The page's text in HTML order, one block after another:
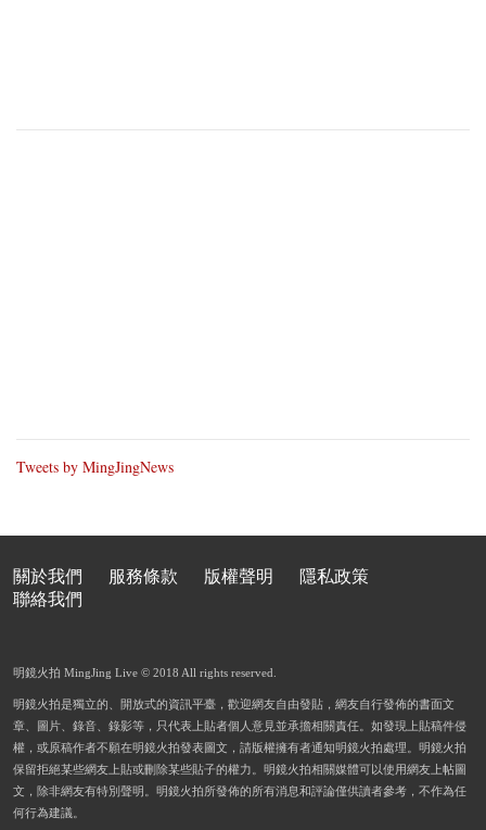
Tweets by MingJingNews
關於我們 服務條款 版權聲明
隱私政策
聯絡我們
明鏡火拍 MingJing Live © 2018 All rights reserved.
明鏡火拍是獨立的、開放式的資訊平臺，歡迎網友自由發貼，網友自行發佈的書面文
章、圖片、錄音、錄影等，只代表上貼者個人意見並承擔相關責任。如發現上貼稿件侵
權，或原稿作者不願在明鏡火拍發表圖文，請版權擁有者通知明鏡火拍處理。明鏡火拍
保留拒絕某些網友上貼或刪除某些貼子的權力。明鏡火拍相關媒體可以使用網友上帖圖
文，除非網友有特別聲明。明鏡火拍所發佈的所有消息和評論僅供讀者參考，不作為任
何行為建議。